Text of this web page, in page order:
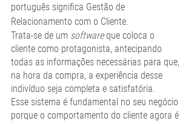
português significa Gestão de
Relacionamento com o Cliente.
Trata-se de um software que coloca o
cliente como protagonista, antecipando
todas as informações necessárias para que,
na hora da compra, a experiência desse
indivíduo seja completa e satisfatória.
Esse sistema é fundamental no seu negócio
porque o comportamento do cliente agora é